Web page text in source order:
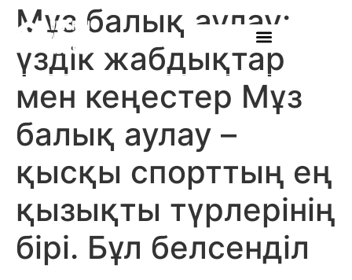
Мұз балық аулау:
үздік жабдықтар
мен кеңестер Мұз
балық аулау –
қысқы спорттың ең
қызықты түрлерінің
бірі. Бұл белсенділ